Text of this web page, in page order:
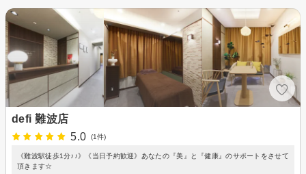
defi 難波店
5.0
(1件)
《難波駅徒歩1分♪♪》《当日予約歓迎》あなたの『美』と『健康』のサポートをさせて
頂きます☆